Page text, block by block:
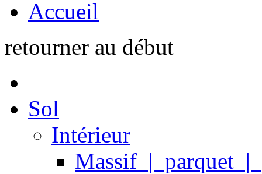
Accueil
retourner au début
Sol
Intérieur
Massif | parquet |